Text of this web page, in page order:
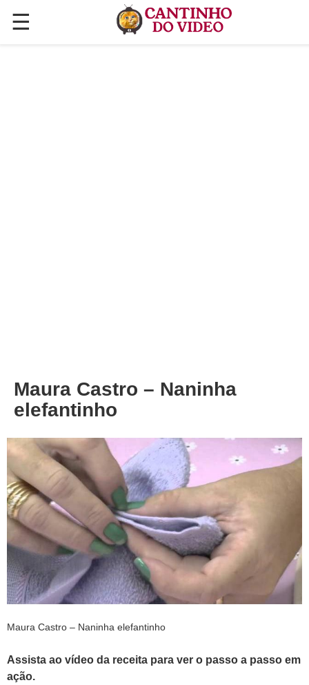
☰
✕
Maura Castro – Naninha
elefantinho
Maura Castro – Naninha elefantinho
Assista ao vídeo da receita para ver o passo a passo em
ação.